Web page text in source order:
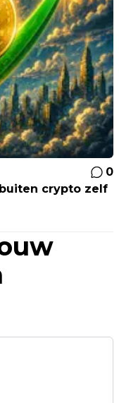
0
crypto zelf